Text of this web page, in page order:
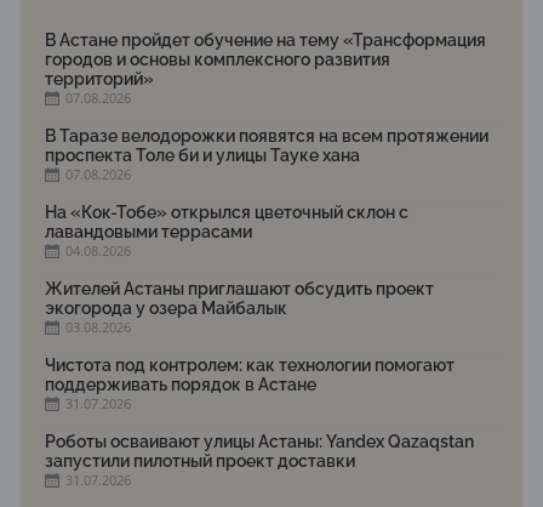
В Астане пройдет обучение на тему «Трансформация
городов и основы комплексного развития
территорий»
07.08.2026
В Таразе велодорожки появятся на всем протяжении
проспекта Толе би и улицы Тауке хана
07.08.2026
На «Кок-Тобе» открылся цветочный склон с
лавандовыми террасами
04.08.2026
Жителей Астаны приглашают обсудить проект
экогорода у озера Майбалык
03.08.2026
Чистота под контролем: как технологии помогают
поддерживать порядок в Астане
31.07.2026
Роботы осваивают улицы Астаны: Yandex Qazaqstan
запустили пилотный проект доставки
31.07.2026